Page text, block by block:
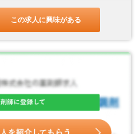
この求人に興味がある